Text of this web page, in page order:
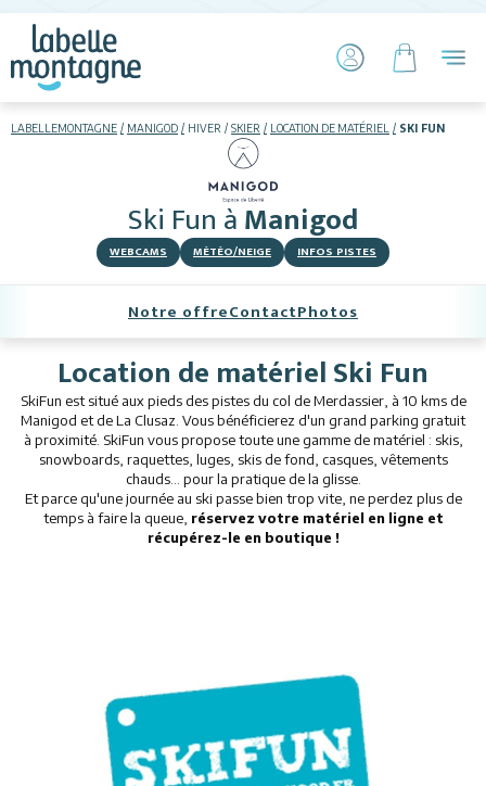
LABELLEMONTAGNE MANIGOD HIVER SKIER LOCATION DE MATÉRIEL SKI FUN
Ski Fun àManigod
WEBCAMS MÉTÉO/NEIGE INFOS PISTES
Hébergements
Activités
Restaurants
Notre offreContactPhotos
Location de matériel Ski Fun
SkiFun est situé aux pieds des pistes du col de Merdassier, à 10 kms de
Manigod et de La Clusaz. Vous bénéficierez d'un grand parking gratuit
à proximité. SkiFun vous propose toute une gamme de matériel : skis,
snowboards, raquettes, luges, skis de fond, casques, vêtements
chauds... pour la pratique de la glisse.
Et parce qu'une journée au ski passe bien trop vite, ne perdez plus de
temps à faire la queue, réservez votre matériel en ligne et
récupérez-le en boutique !